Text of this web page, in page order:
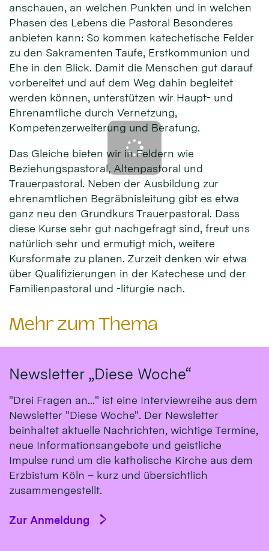
anschauen, an welchen Punkten und in welchen
Phasen des Lebens die Pastoral Besonderes
anbieten kann: So kommen katechetische Felder
zu den Sakramenten Taufe, Erstkommunion und
Ehe in den Blick. Damit die Menschen gut darauf
vorbereitet und auf dem Weg dahin begleitet
werden können, unterstützen wir Haupt- und
Ehrenamtliche durch Vernetzung,
Kompetenzerweiterung und Beratung.
Das Gleiche bieten wir in Feldern wie
Beziehungspastoral, Altenpastoral und
Trauerpastoral. Neben der Ausbildung zur
ehrenamtlichen Begräbnisleitung gibt es etwa
ganz neu den Grundkurs Trauerpastoral. Dass
diese Kurse sehr gut nachgefragt sind, freut uns
natürlich sehr und ermutigt mich, weitere
Kursformate zu planen. Zurzeit denken wir etwa
über Qualifizierungen in der Katechese und der
Familienpastoral und -liturgie nach.
Mehr zum Thema
Newsletter „Diese Woche“
"Drei Fragen an..." ist eine Interviewreihe aus dem
Newsletter "Diese Woche". Der Newsletter
beinhaltet aktuelle Nachrichten, wichtige Termine,
neue Informationsangebote und geistliche
Impulse rund um die katholische Kirche aus dem
Erzbistum Köln – kurz und übersichtlich
zusammengestellt.
Zur Anmeldung